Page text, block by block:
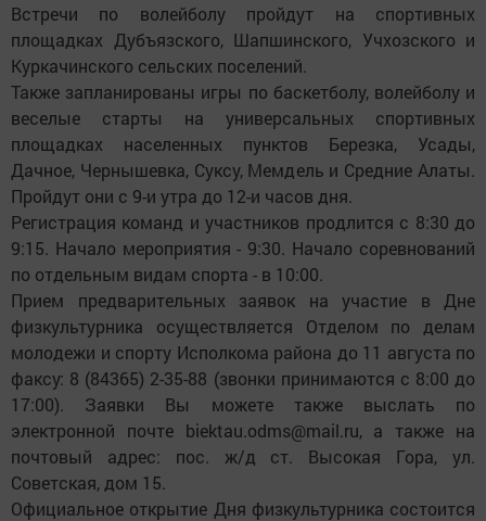
Встречи по волейболу пройдут на спортивных
площадках Дубъязского, Шапшинского, Учхозского и
Куркачинского сельских поселений.
Также запланированы игры по баскетболу, волейболу и
веселые старты на универсальных спортивных
площадках населенных пунктов Березка, Усады,
Дачное, Чернышевка, Суксу, Мемдель и Средние Алаты.
Пройдут они с 9-и утра до 12-и часов дня.
Регистрация команд и участников продлится с 8:30 до
9:15. Начало мероприятия - 9:30. Начало соревнований
по отдельным видам спорта - в 10:00.
Прием предварительных заявок на участие в Дне
физкультурника осуществляется Отделом по делам
молодежи и спорту Исполкома района до 11 августа по
факсу: 8 (84365) 2-35-88 (звонки принимаются с 8:00 до
17:00). Заявки Вы можете также выслать по
электронной почте biektau.odms@mail.ru, а также на
почтовый адрес: пос. ж/д ст. Высокая Гора, ул.
Советская, дом 15.
Официальное открытие Дня физкультурника состоится